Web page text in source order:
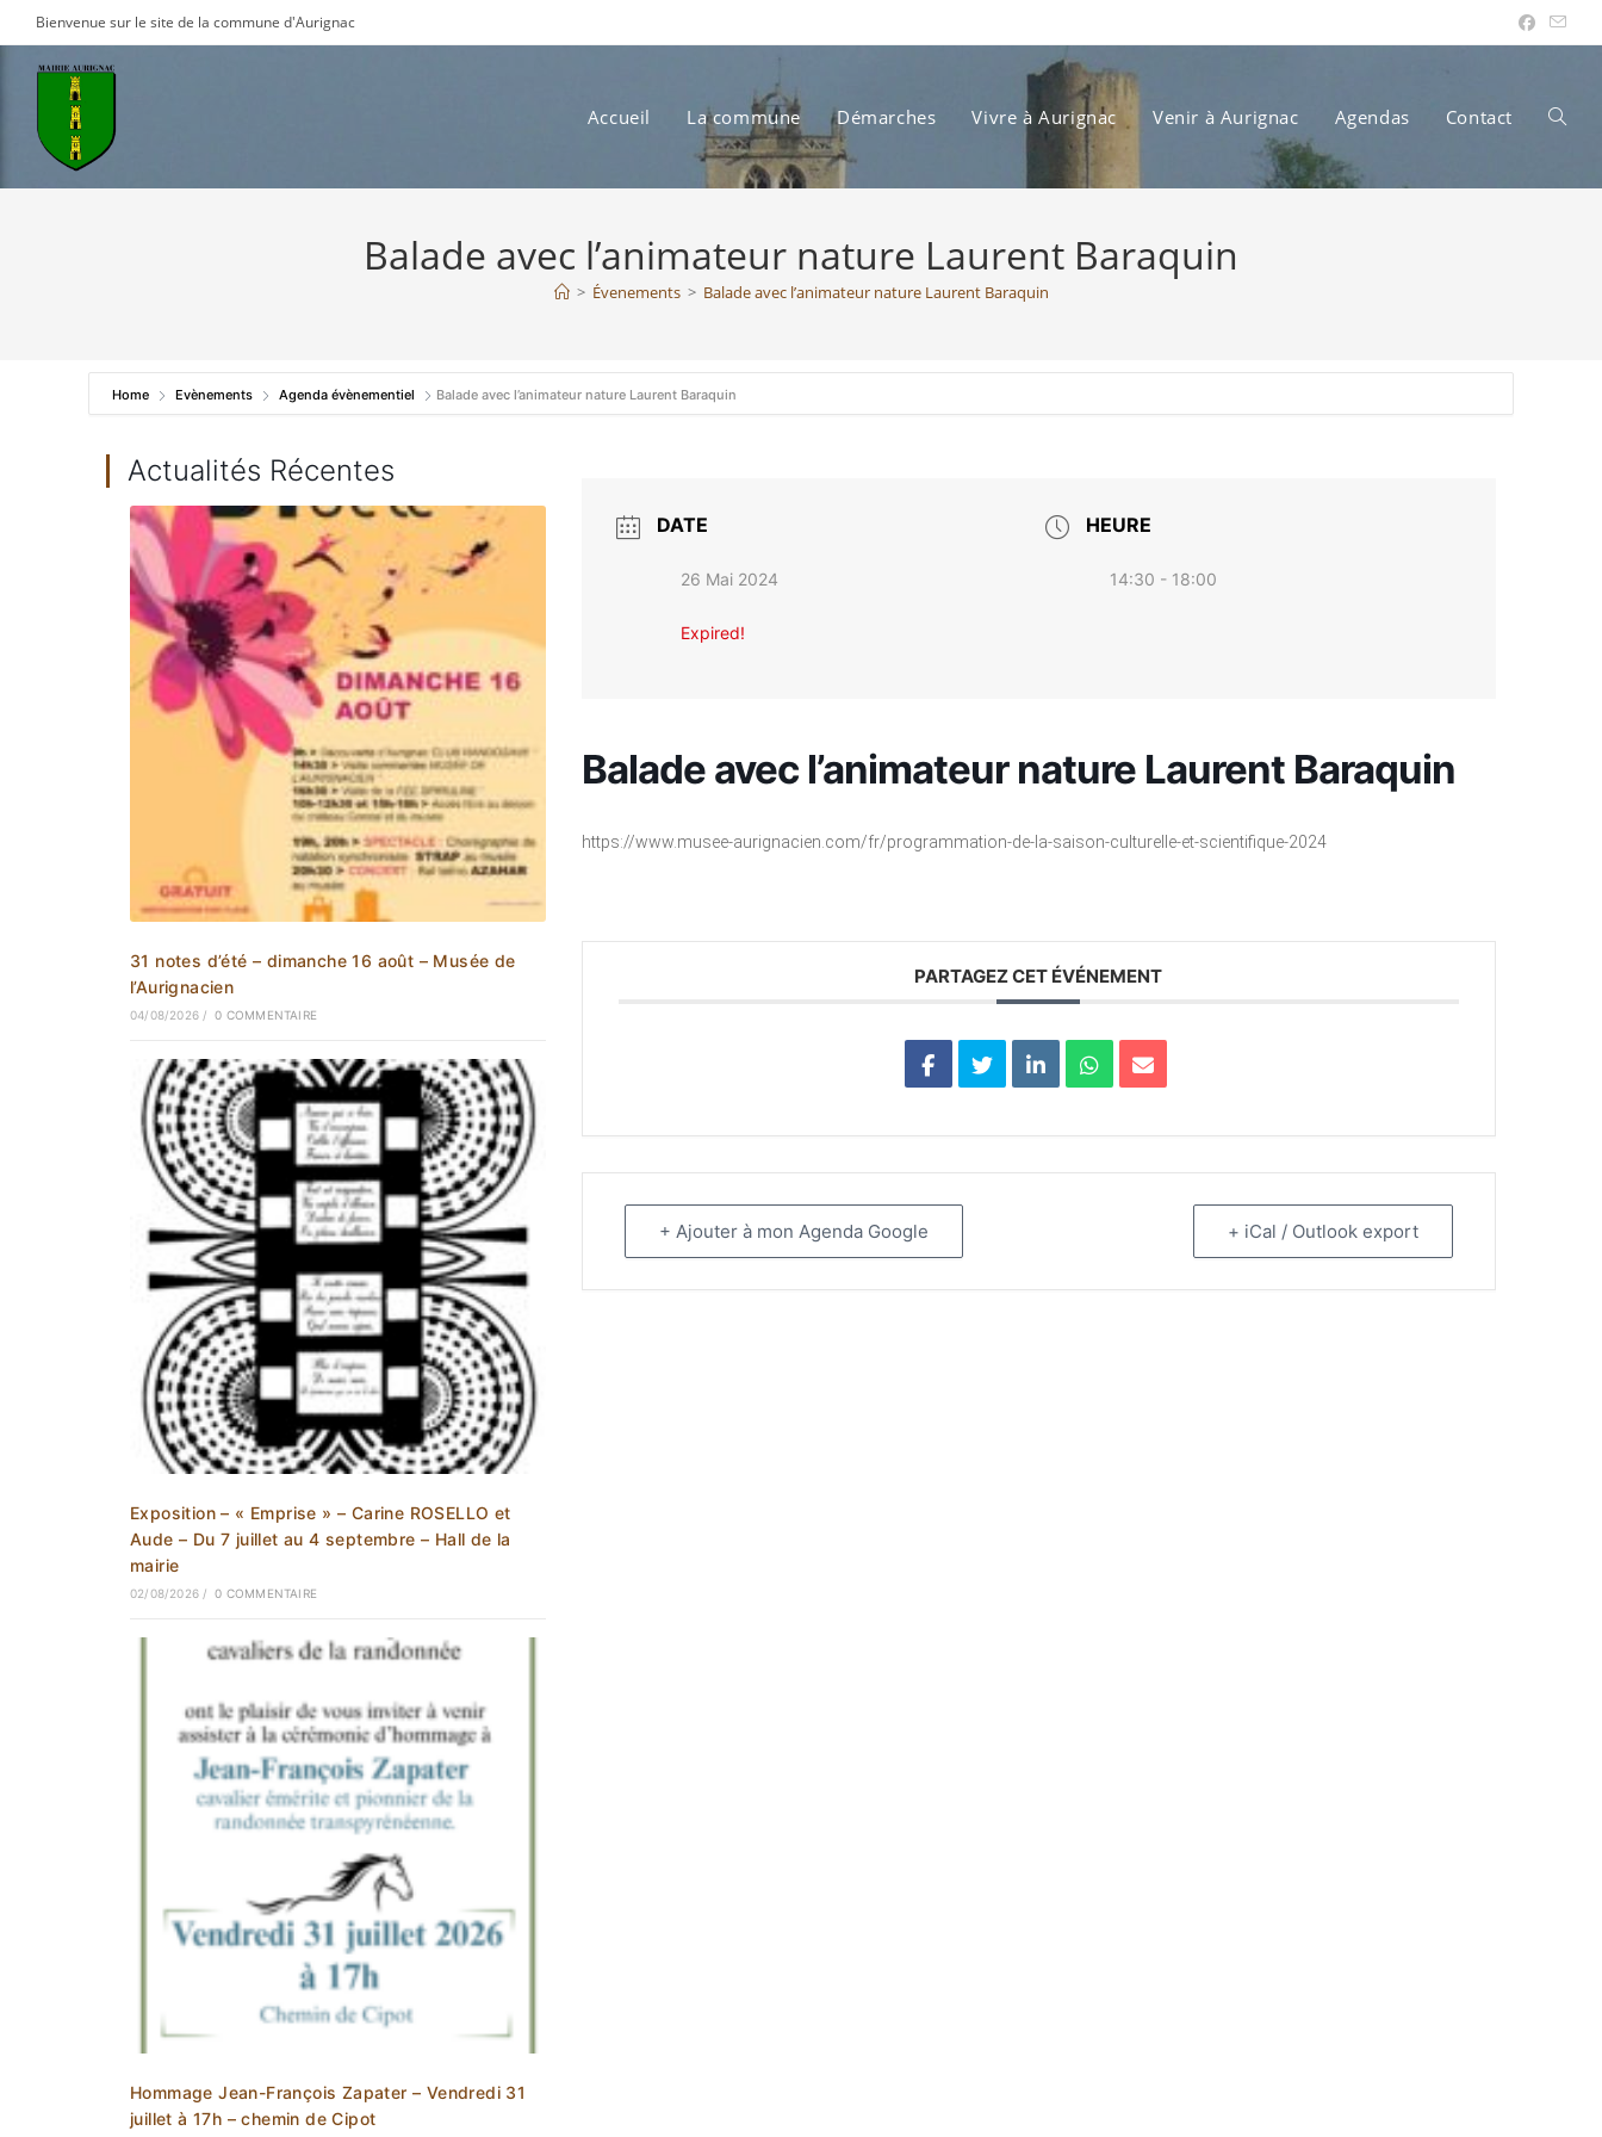
to
content
Bienvenue sur le site de la commune d'Aurignac
Accueil La commune Démarches Vivre à Aurignac Venir à Aurignac Agendas Contact Toggle
Balade avec l’animateur nature Laurent Baraquin
> Évenements > Balade avec l’animateur nature Laurent Baraquin
Home Evènements Agenda évènementiel Balade avec l’animateur nature Laurent Baraquin
Actualités Récentes
31 notes d’été – dimanche 16 août – Musée de
l’Aurignacien
04/08/2026 / 0 COMMENTAIRE
Exposition – « Emprise » – Carine ROSELLO et
Aude – Du 7 juillet au 4 septembre – Hall de la
mairie
02/08/2026 / 0 COMMENTAIRE
Hommage Jean-François Zapater – Vendredi 31
juillet à 17h – chemin de Cipot
DATE
26 Mai 2024
Expired!
HEURE
14:30 - 18:00
Balade avec l’animateur nature Laurent Baraquin
https://www.musee-aurignacien.com/fr/programmation-de-la-saison-culturelle-et-scientifique-2024
PARTAGEZ CET ÉVÉNEMENT
+ Ajouter à mon Agenda Google + iCal / Outlook export